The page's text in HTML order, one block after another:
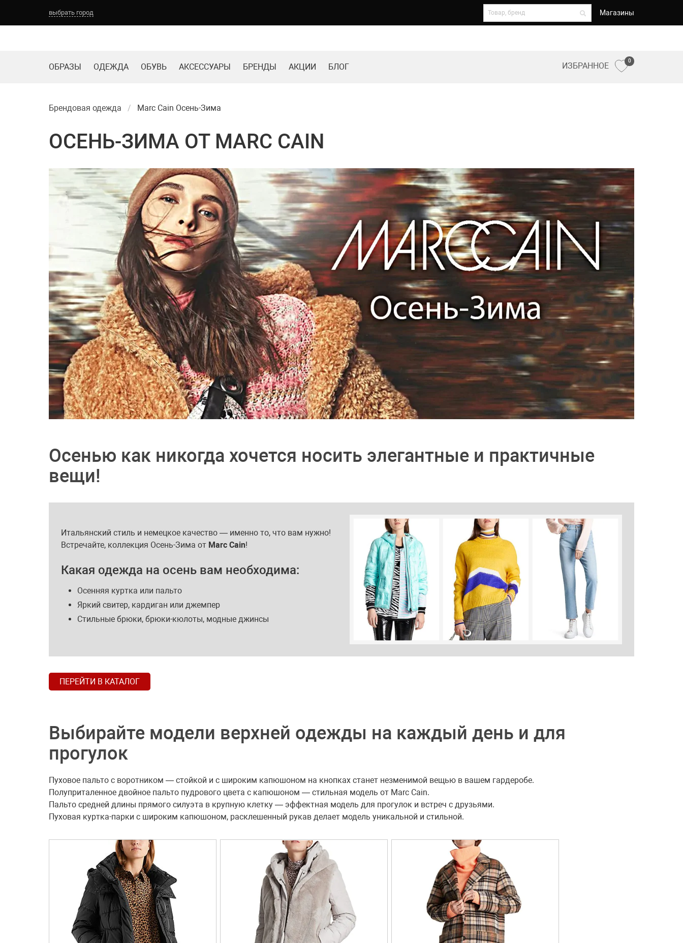
выбрать город Магазины
ТОМСК НОВОКУЗНЕЦК КЕМЕРОВО БАРНАУЛ
ОБРАЗЫ ОДЕЖДА ОБУВЬ АКСЕССУАРЫ БРЕНДЫ АКЦИИ БЛОГ ИЗБРАННОЕ
0
Брендовая одежда Marc Cain Осень-Зима
ОСЕНЬ-ЗИМА ОТ MARC CAIN
Осенью как никогда хочется носить элегантные и практичные
вещи!
Итальянский стиль и немецкое качество — именно то, что вам нужно!
Встречайте, коллекция Осень-Зима от Marc Cain!
Какая одежда на осень вам необходима:
Осенняя куртка или пальто
Яркий свитер, кардиган или джемпер
Стильные брюки, брюки-кюлоты, модные джинсы
ПЕРЕЙТИ В КАТАЛОГ
Выбирайте модели верхней одежды на каждый день и для
прогулок
Пуховое пальто с воротником — стойкой и с широким капюшоном на кнопках станет незменимой вещью в вашем гардеробе.
Полуприталенное двойное пальто пудрового цвета с капюшоном — стильная модель от Marc Cain.
Пальто средней длины прямого силуэта в крупную клетку — эффектная модель для прогулок и встреч с друзьями.
Пуховая куртка-парки с широким капюшоном, расклешенный рукав делает модель уникальной и стильной.